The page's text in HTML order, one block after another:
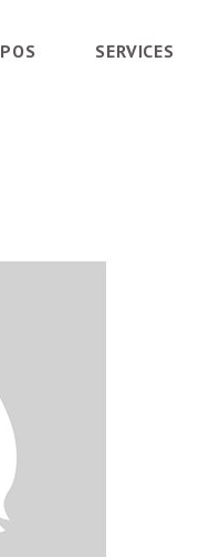
SERVICES